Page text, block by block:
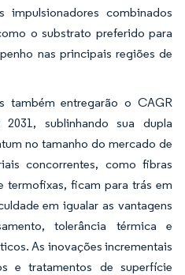
impulsionadores combinados
o substrato preferido para
nas principais regiões de
também entregarão o CAGR
sublinhando sua dupla
no tamanho do mercado de
concorrentes, como fibras
termofixas, ficam para trás em
em igualar as vantagens
tolerância térmica e
As inovações incrementais
e tratamentos de superfície